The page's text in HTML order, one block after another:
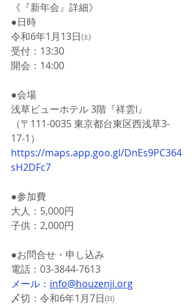
《『新年会』詳細》
●日時
令和6年1月13日㈯
受付：13:30
開会：14:00
●会場
浅草ビューホテル 3階『祥雲I』
（〒111-0035 東京都台東区西浅草3-
17-1）
https://maps.app.goo.gl/DnEs9PC364
sH2DFc7
●参加費
大人：5,000円
子供：2,000円
●お問合せ・申し込み
電話：03-3844-7613
メール： info@houzenji.org
〆切：令和6年1月7日㈰